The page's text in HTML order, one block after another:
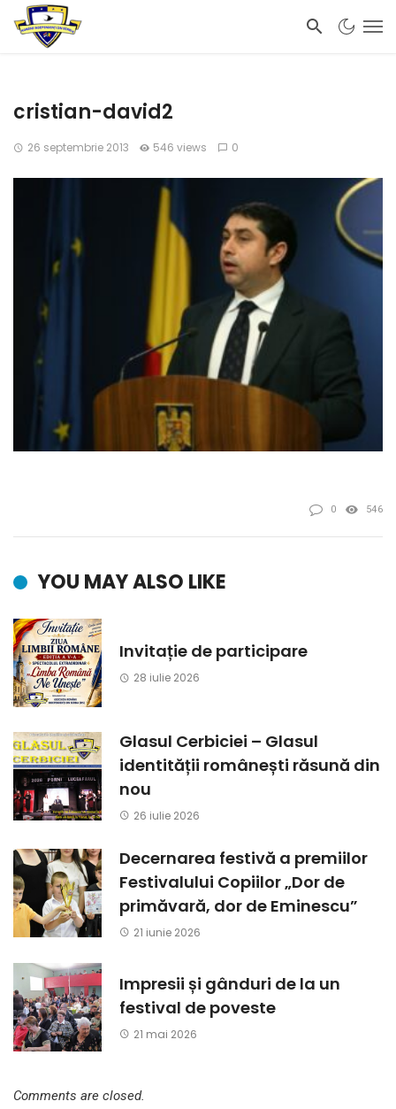
cristian-david2
26 septembrie 2013 546 views 0
0 546
YOU MAY ALSO LIKE
Invitație de participare
28 iulie 2026
Glasul Cerbiciei – Glasul
identității românești răsună din
nou
26 iulie 2026
Decernarea festivă a premiilor
Festivalului Copiilor „Dor de
primăvară, dor de Eminescu”
21 iunie 2026
Impresii și gânduri de la un
festival de poveste
21 mai 2026
Comments are closed.